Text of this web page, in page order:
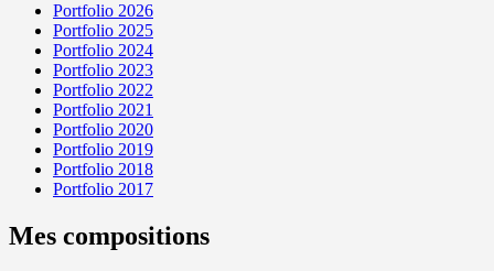
Portfolio 2026
Portfolio 2025
Portfolio 2024
Portfolio 2023
Portfolio 2022
Portfolio 2021
Portfolio 2020
Portfolio 2019
Portfolio 2018
Portfolio 2017
Mes compositions